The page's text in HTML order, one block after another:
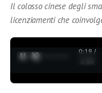
Il colosso cinese degli
licenziamenti che
0:19 /
3:35